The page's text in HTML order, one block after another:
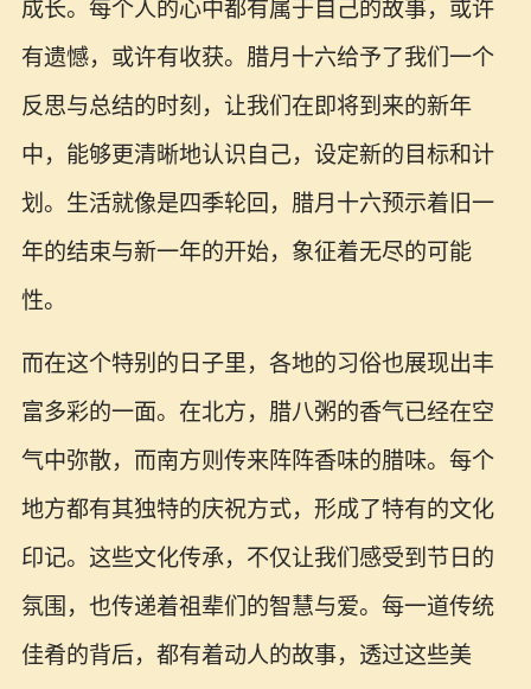
成长。每个人的心中都有属于自己的故事，或许
有遗憾，或许有收获。腊月十六给予了我们一个
反思与总结的时刻，让我们在即将到来的新年
中，能够更清晰地认识自己，设定新的目标和计
划。生活就像是四季轮回，腊月十六预示着旧一
年的结束与新一年的开始，象征着无尽的可能
性。
而在这个特别的日子里，各地的习俗也展现出丰
富多彩的一面。在北方，腊八粥的香气已经在空
气中弥散，而南方则传来阵阵香味的腊味。每个
地方都有其独特的庆祝方式，形成了特有的文化
印记。这些文化传承，不仅让我们感受到节日的
氛围，也传递着祖辈们的智慧与爱。每一道传统
佳肴的背后，都有着动人的故事，透过这些美